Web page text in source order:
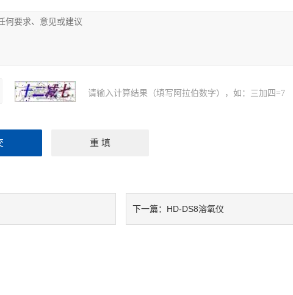
请输入计算结果（填写阿拉伯数字），如：三加四=7
下一篇： HD-DS8溶氧仪